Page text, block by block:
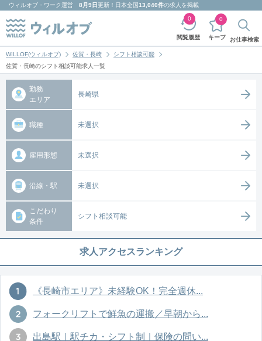
ウィルオブ・ワーク運営 8月9日更新！日本全国13,040件の求人を掲載
閲覧履歴
0
キープ
0
お仕事検索
WILLOF(ウィルオブ) 佐賀・長崎
シフト相談可能
佐賀・長崎のシフト相談可能求人一覧
勤務
エリア
長崎県
職種 未選択
雇用形態 未選択
沿線・駅 未選択
こだわり
条件
シフト相談可能
求人アクセスランキング
《長崎市エリア》未経験OK！完全週休...
フォークリフトで鮮魚の運搬／早朝から...
出島駅｜駅チカ・シフト制｜保険の問い...